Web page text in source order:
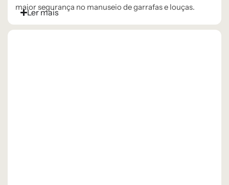
maior segurança no manuseio de garrafas e louças.
Ler mais